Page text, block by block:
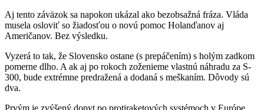
Aj tento záväzok sa napokon ukázal ako bezobsažná fráza. Vláda
musela osloviť so žiadosťou o novú pomoc Holanďanov aj
Američanov. Bez výsledku.
Vyzerá to tak, že Slovensko ostane (s prepáčením) s holým zadkom
pomerne dlho. A ak aj po rokoch zoženieme vlastnú náhradu za S-
300, bude extrémne predražená a dodaná s meškaním. Dôvody sú
dva.
Prvým je zvýšený dopyt po protiraketových systémoch v Európe.